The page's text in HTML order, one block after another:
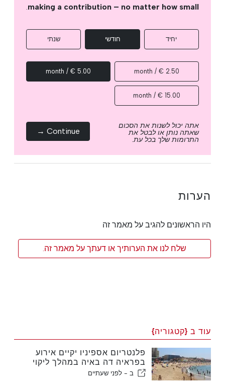
making a contribution – no matter how small
.
יחיד חודשי שנתי
2.50 € / month
5.00 € / month
15.00 € / month
אתה יכול לשנות את הסכום
שאתה נותן או לבטל את
התרומות שלך בכל עת.
Continue →
הערות
היו הראשונים להגיב על מאמר זה
שלח לנו את הערותיך או דעתך על מאמר זה.
עוד ב {קטגוריה}
פלנטריום אספיניו יקיים אירוע
בפראיה דה באיה במהלך ליקוי
החמה בפורטוגל
ב - לפני שעתיים